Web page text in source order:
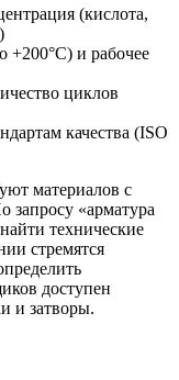
(кислота,
+200°C) и рабочее
циклов
качества (ISO
материалов с
«арматура
технические
стремятся
доступен
и затворы.